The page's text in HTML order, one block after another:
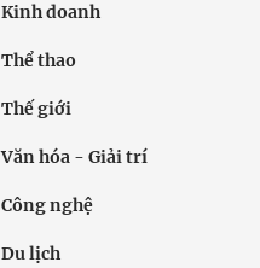
Kinh doanh
Thể thao
Thế giới
Văn hóa - Giải trí
Công nghệ
Du lịch